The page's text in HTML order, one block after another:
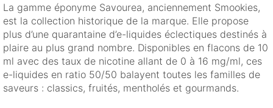
La gamme éponyme Savourea, anciennement Smookies,
est la collection historique de la marque. Elle propose
plus d’une quarantaine d’e-liquides éclectiques destinés à
plaire au plus grand nombre. Disponibles en flacons de 10
ml avec des taux de nicotine allant de 0 à 16 mg/ml, ces
e-liquides en ratio 50/50 balayent toutes les familles de
saveurs : classics, fruités, mentholés et gourmands.